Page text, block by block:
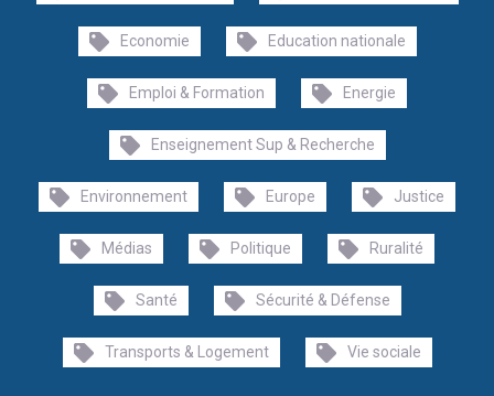
Economie Education nationale
Emploi & Formation Energie
Enseignement Sup & Recherche
Environnement Europe Justice
Médias Politique Ruralité
Santé Sécurité & Défense
Transports & Logement Vie sociale